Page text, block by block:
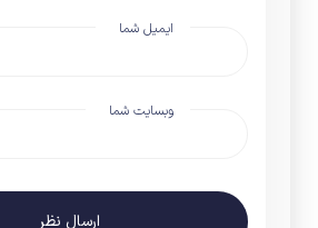
ایمیل شما
وبسایت شما
ارسال نظر